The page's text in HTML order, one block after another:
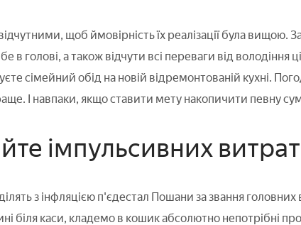
щоб ймовірність їх реалізації була
в голові, а також відчути всі переваги від володіння
сімейний обід на новій відремонтованій кухні.
І навпаки, якщо ставити мету накопичити певну
імпульсивних витрат
з інфляцією п'єдестал Пошани за звання
біля каси, кладемо в кошик абсолютно непотрібні